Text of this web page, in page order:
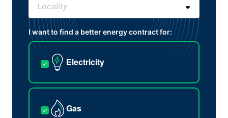
I want to find a better energy contract for:
Electricity
Gas